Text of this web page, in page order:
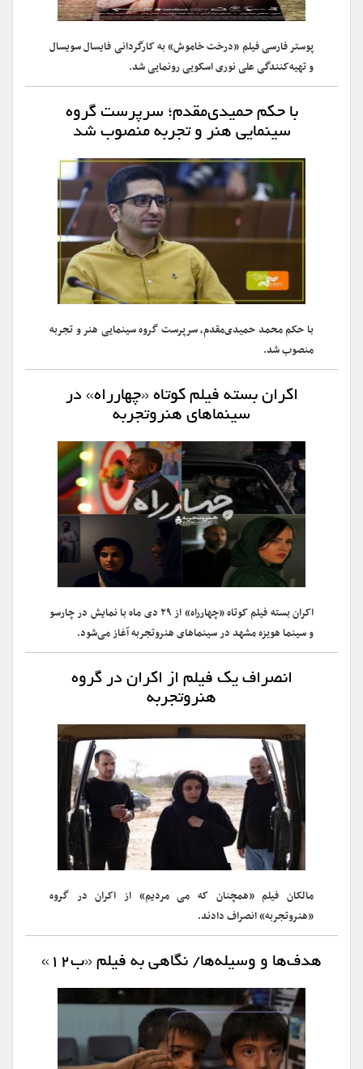
پوستر فارسی فیلم «درخت خاموش» به کارگردانی فایسال سویسال
و تهیه‌کنندگی علی نوری اسکویی رونمایی شد.
با حکم حمیدی‌مقدم؛ سرپرست گروه
سینمایی هنر و تجربه منصوب شد
با حکم محمد حمیدی‌مقدم، سرپرست گروه سینمایی هنر و تجربه
منصوب شد.
اکران بسته فیلم کوتاه «چهارراه» در
سینماهای هنروتجربه
اکران بسته فیلم کوتاه «چهارراه» از ۲۹ دی ماه با نمایش در چارسو
و سینما هویزه مشهد در سینماهای هنروتجربه آغاز می‌شود.
انصراف یک فیلم از اکران در گروه
هنروتجربه
مالکان فیلم «همچنان که می مردیم» از اکران در گروه
«هنروتجربه» انصراف دادند.
هدف‌ها و وسیله‌ها/ نگاهی به فیلم «ب۱۲»